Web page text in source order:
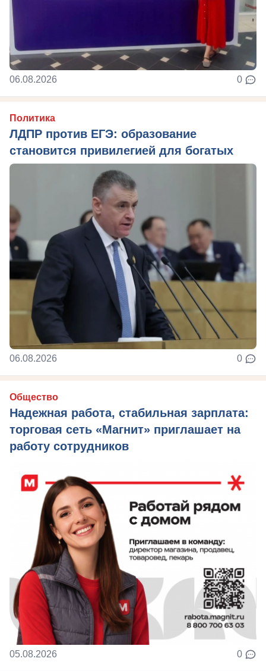
06.08.2026 0
Политика
ЛДПР против ЕГЭ: образование
становится привилегией для богатых
06.08.2026 0
Общество
Надежная работа, стабильная зарплата:
торговая сеть «Магнит» приглашает на
работу сотрудников
05.08.2026 0